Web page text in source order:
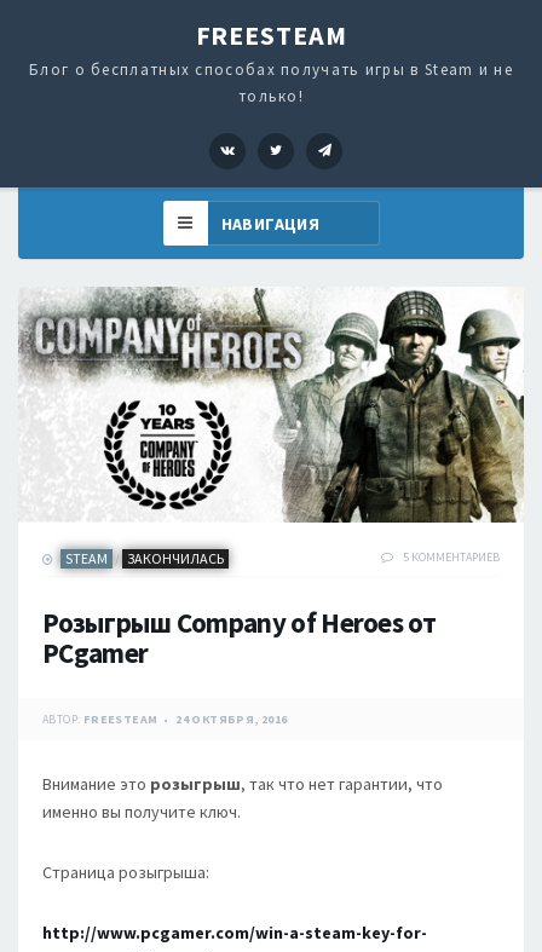
FREESTEAM
Блог о бесплатных способах получать игры в Steam и не
только!
VK Twitter
STEAM / ЗАКОНЧИЛАСЬ 5 КОММЕНТАРИЕВ
Розыгрыш Company of Heroes от
PCgamer
АВТОР: FREESTEAM 24 ОКТЯБРЯ, 2016
Внимание это розыгрыш, так что нет гарантии, что
именно вы получите ключ.
Страница розыгрыша:
http://www.pcgamer.com/win-a-steam-key-for-